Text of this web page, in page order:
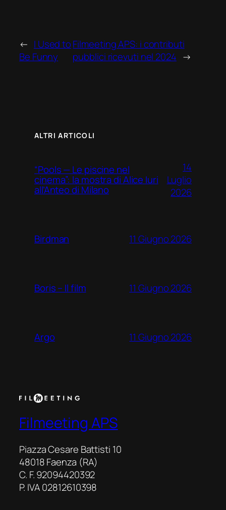
← I Used to
Be Funny
Filmeeting APS: i contributi
pubblici ricevuti nel 2024 →
ALTRI ARTICOLI
“Pools — Le piscine nel
cinema”: la mostra di Alice Iuri
all’Anteo di Milano
14
Luglio
2026
Birdman 11 Giugno 2026
Boris – Il film 11 Giugno 2026
Argo 11 Giugno 2026
Filmeeting APS
Piazza Cesare Battisti 10
48018 Faenza (RA)
C. F. 92094420392
P. IVA 02812610398